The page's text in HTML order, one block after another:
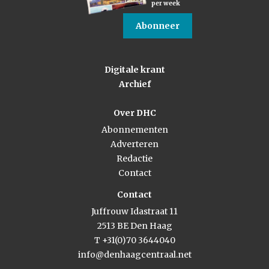
per week
Abonneer
Digitale krant
Archief
Over DHC
Abonnementen
Adverteren
Redactie
Contact
Contact
Juffrouw Idastraat 11
2513 BE Den Haag
T +31(0)70 3644040
info@denhaagcentraal.net